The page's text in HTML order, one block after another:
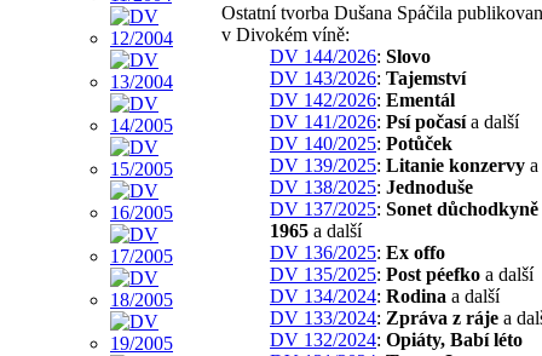
Ostatní tvorba Dušana Spáčila
v Divokém víně:
DV 144/2026: Slovo
DV 143/2026: Tajemství
DV 142/2026: Ementál
DV 141/2026: Psí počasía další
DV 140/2025: Potůček
DV 139/2025: Litanie konzervy
DV 138/2025: Jednoduše
DV 137/2025: Sonet
1965 a další
DV 136/2025: Ex offo
DV 135/2025: Post péefko a další
DV 134/2024: Rodina a další
DV 133/2024: Zpráva z ráje a
DV 132/2024: Opiáty, Babí léto